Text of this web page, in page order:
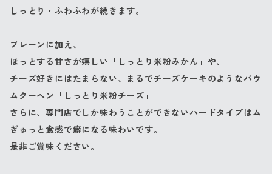
しっとり・ふわふわが続きます。
プレーンに加え、
ほっとする甘さが嬉しい「しっとり米粉みかん」や、
チーズ好きにはたまらない、まるでチーズケーキのようなバウ
ムクーヘン「しっとり米粉チーズ」
さらに、専門店でしか味わうことができないハードタイプはム
ぎゅっと食感で癖になる味わいです。
是非ご賞味ください。